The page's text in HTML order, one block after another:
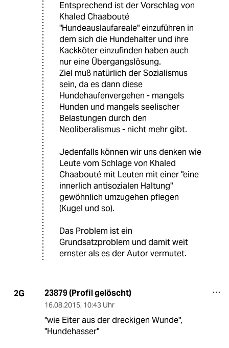
Entsprechend ist der Vorschlag von
Khaled Chaabouté
"Hundeauslaufareale" einzuführen in
dem sich die Hundehalter und ihre
Kackköter einzufinden haben auch
nur eine Übergangslösung.
Ziel muß natürlich der Sozialismus
sein, da es dann diese
Hundehaufenvergehen - mangels
Hunden und mangels seelischer
Belastungen durch den
Neoliberalismus - nicht mehr gibt.
Jedenfalls können wir uns denken wie
Leute vom Schlage von Khaled
Chaabouté mit Leuten mit einer "eine
innerlich antisozialen Haltung"
gewöhnlich umzugehen pflegen
(Kugel und so).
Das Problem ist ein
Grundsatzproblem und damit weit
ernster als es der Autor vermutet.
2G 23879 (Profil gelöscht)
16.08.2015, 10:43 Uhr
"wie Eiter aus der dreckigen Wunde",
"Hundehasser"